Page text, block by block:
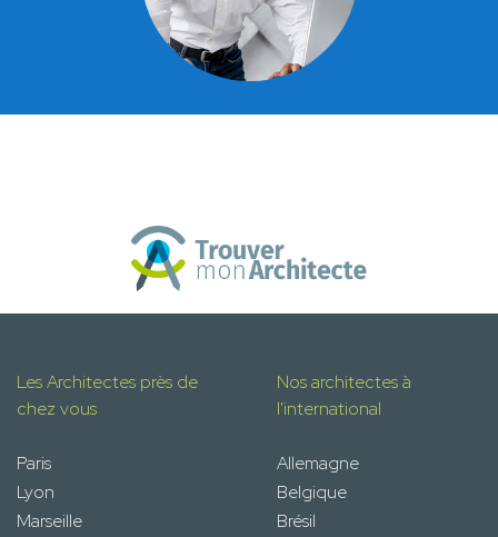
Les Architectes près de
chez vous
Paris
Lyon
Marseille
Nos architectes à
l'international
Allemagne
Belgique
Brésil